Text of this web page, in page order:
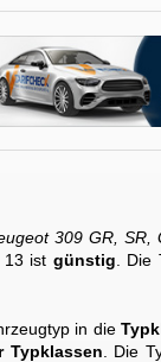
309 GR, SR,
13 ist günstig .
in die
Typklassen . Die